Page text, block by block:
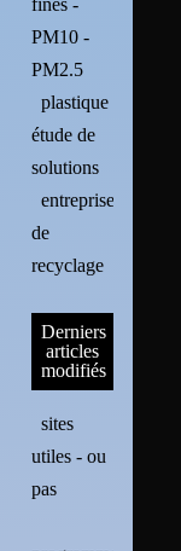
fines -
PM10 -
PM2.5
plastique :
étude de
solutions
entreprises
de
recyclage
Derniers
articles
modifiés
sites
utiles - ou
pas